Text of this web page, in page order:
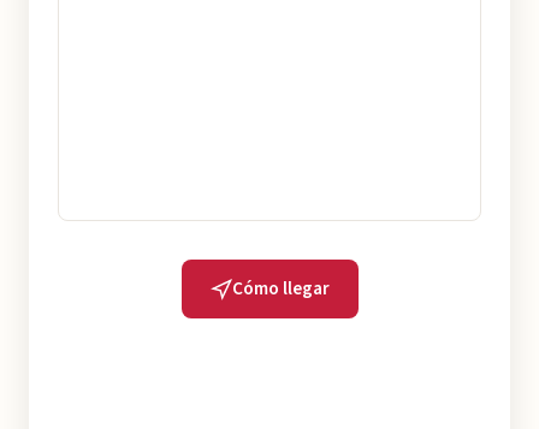
Cómo llegar